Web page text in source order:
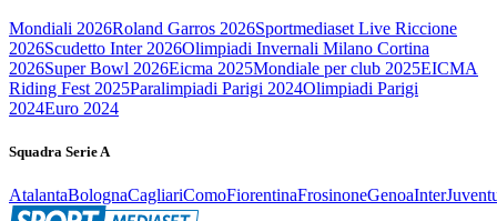
Mondiali 2026Roland Garros 2026Sportmediaset Live Riccione
2026Scudetto Inter 2026Olimpiadi Invernali Milano Cortina
2026Super Bowl 2026Eicma 2025Mondiale per club 2025EICMA
Riding Fest 2025Paralimpiadi Parigi 2024Olimpiadi Parigi
2024Euro 2024
Squadra Serie A
AtalantaBolognaCagliariComoFiorentinaFrosinoneGenoaInter